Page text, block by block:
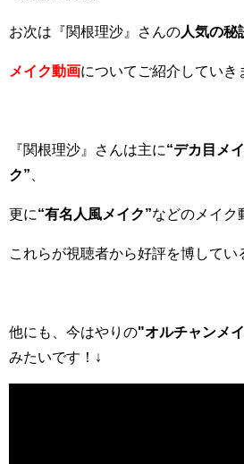
お次は『関根理沙』さんの 人気の秘
メイク動画についてご紹介していき
『関根理沙』さんは主に“デカ目メ
ク”
更に“有名人風メイク”などのメイク
これらが視聴者から好評を博してい
他にも、今はやりの"オルチャンメ
みたいです！↓